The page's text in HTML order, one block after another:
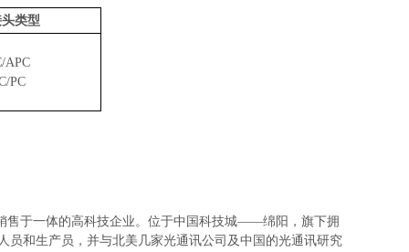
类型
APC
PC
售于一体的高科技企业。位于中国科技城——绵阳，旗下拥
员和生产员，并与北美几家光通讯公司及中国的光通讯研究